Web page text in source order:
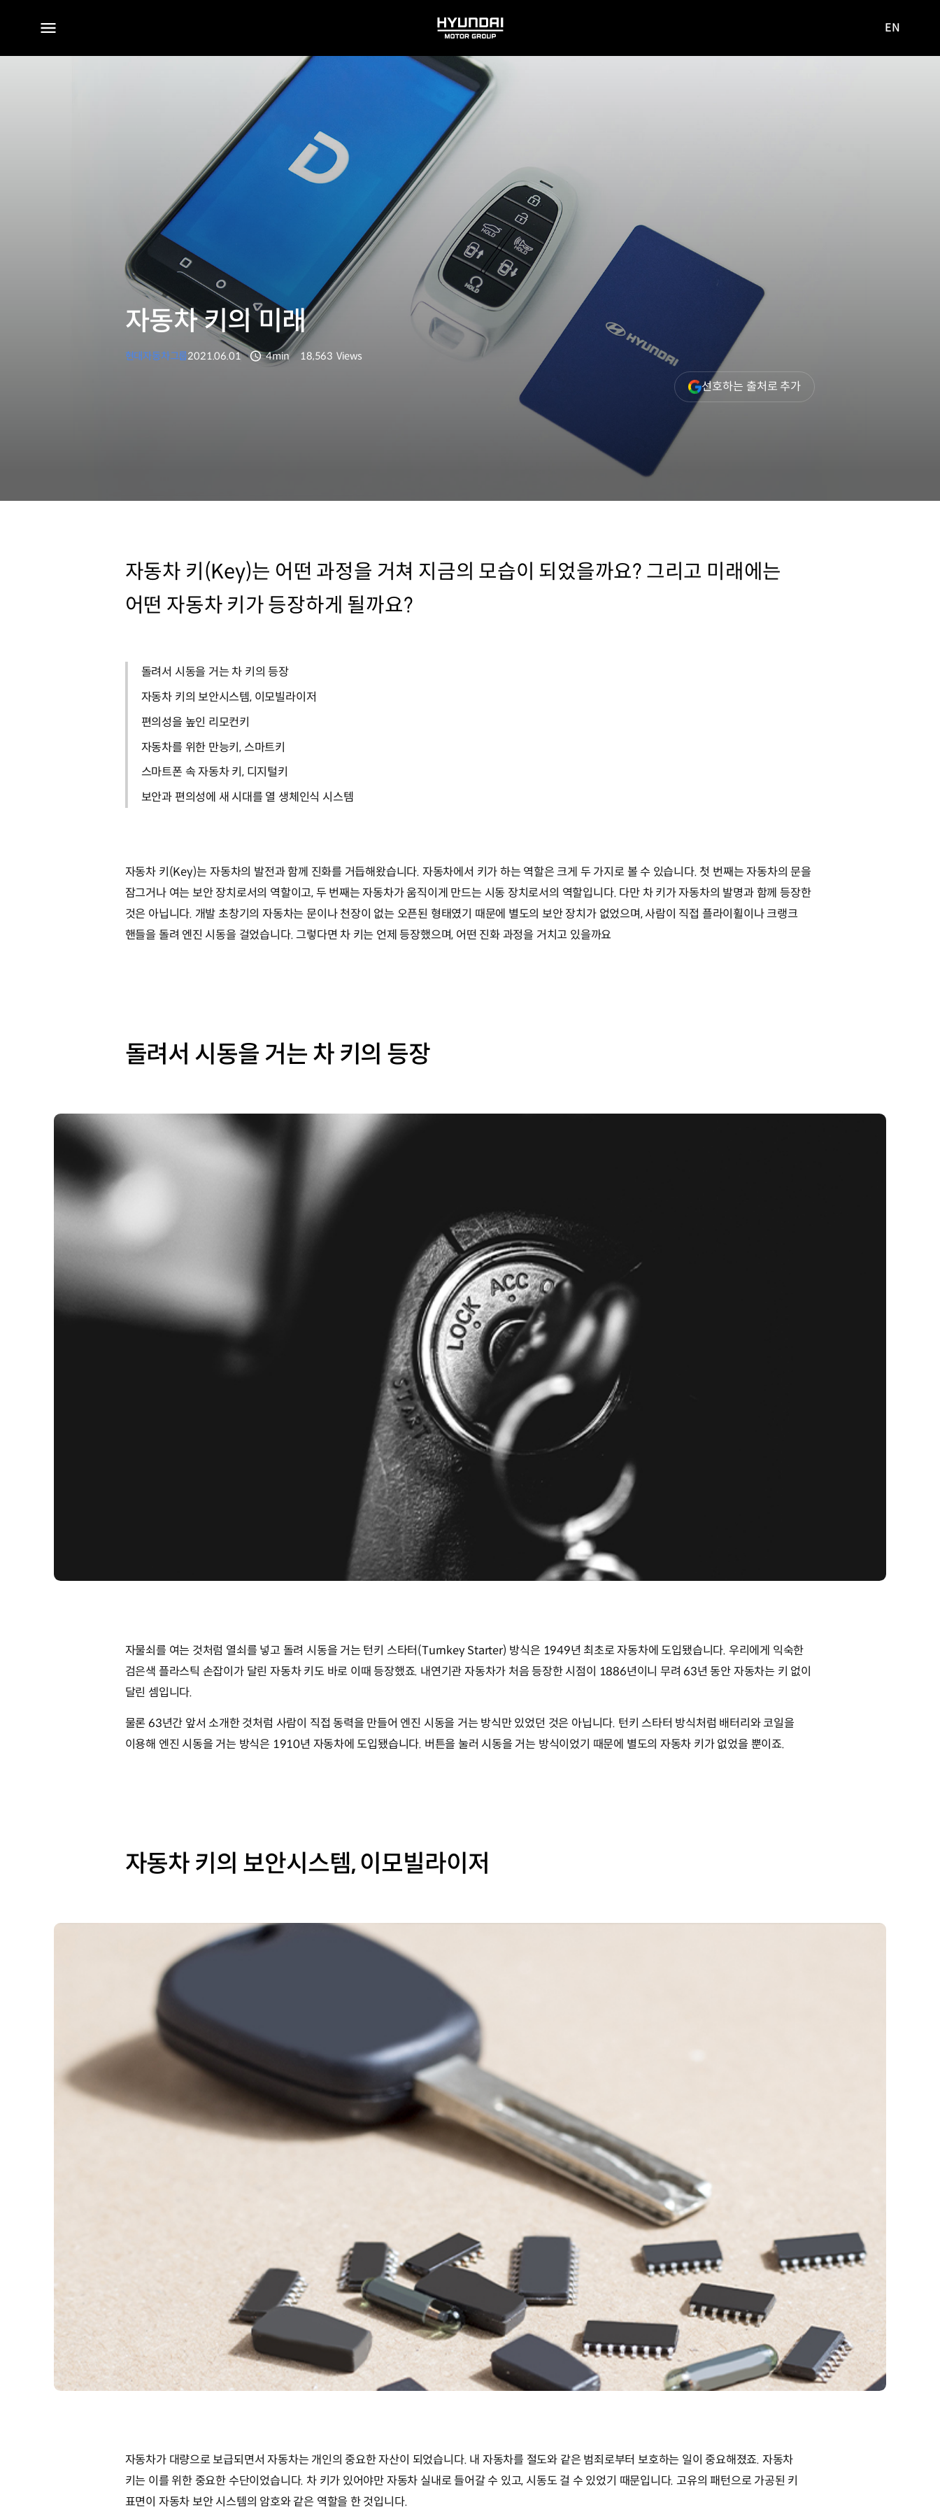
전체
HYUNDAI
MOTOR
GROUP
사이트로
EN
자동차 키의 미래
현대자동차그룹2021.06.01
분량
4min 18,563 Views
선호하는 출처로 추가(새
창
자동차 키(Key)는 어떤 과정을 거쳐 지금의 모습이 되었을까요? 그리고 미래에는
어떤 자동차 키가 등장하게 될까요?
돌려서 시동을 거는 차 키의 등장
자동차 키의 보안시스템, 이모빌라이저
편의성을 높인 리모컨키
자동차를 위한 만능키, 스마트키
스마트폰 속 자동차 키, 디지털키
보안과 편의성에 새 시대를 열 생체인식 시스템
자동차 키(Key)는 자동차의 발전과 함께 진화를 거듭해왔습니다. 자동차에서 키가 하는 역할은 크게 두 가지로 볼 수 있습니다. 첫 번째는 자동차의 문을
잠그거나 여는 보안 장치로서의 역할이고, 두 번째는 자동차가 움직이게 만드는 시동 장치로서의 역할입니다. 다만 차 키가 자동차의 발명과 함께 등장한
것은 아닙니다. 개발 초창기의 자동차는 문이나 천장이 없는 오픈된 형태였기 때문에 별도의 보안 장치가 없었으며, 사람이 직접 플라이휠이나 크랭크
핸들을 돌려 엔진 시동을 걸었습니다. 그렇다면 차 키는 언제 등장했으며, 어떤 진화 과정을 거치고 있을까요
돌려서 시동을 거는 차 키의 등장
자물쇠를 여는 것처럼 열쇠를 넣고 돌려 시동을 거는 턴키 스타터(Turnkey Starter) 방식은 1949년 최초로 자동차에 도입됐습니다. 우리에게 익숙한
검은색 플라스틱 손잡이가 달린 자동차 키도 바로 이때 등장했죠. 내연기관 자동차가 처음 등장한 시점이 1886년이니 무려 63년 동안 자동차는 키 없이
달린 셈입니다.
물론 63년간 앞서 소개한 것처럼 사람이 직접 동력을 만들어 엔진 시동을 거는 방식만 있었던 것은 아닙니다. 턴키 스타터 방식처럼 배터리와 코일을
이용해 엔진 시동을 거는 방식은 1910년 자동차에 도입됐습니다. 버튼을 눌러 시동을 거는 방식이었기 때문에 별도의 자동차 키가 없었을 뿐이죠.
자동차 키의 보안시스템, 이모빌라이저
자동차가 대량으로 보급되면서 자동차는 개인의 중요한 자산이 되었습니다. 내 자동차를 절도와 같은 범죄로부터 보호하는 일이 중요해졌죠. 자동차
키는 이를 위한 중요한 수단이었습니다. 차 키가 있어야만 자동차 실내로 들어갈 수 있고, 시동도 걸 수 있었기 때문입니다. 고유의 패턴으로 가공된 키
표면이 자동차 보안 시스템의 암호와 같은 역할을 한 것입니다.